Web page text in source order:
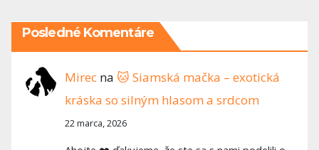
Posledné Komentáre
Mirec na🐱 Siamská mačka – exotická
kráska so silným hlasom a srdcom
22 marca, 2026